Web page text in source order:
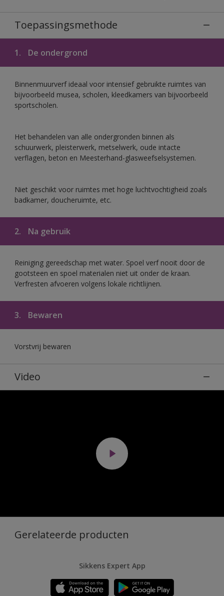
Toepassingsmethode
1. De ondergrond
Binnenmuurverf ideaal voor intensief gebruikte ruimtes van
bijvoorbeeld musea, scholen, kleedkamers van bijvoorbeeld
sportscholen.
Het behandelen van alle ondergronden binnen als
schuurwerk, pleisterwerk, metselwerk, oude intacte
verflagen, beton en Meesterhand-glasweefselsystemen.
Niet geschikt voor ruimtes met hoge luchtvochtigheid zoals
badkamer, doucheruimte, etc.
2. Na gebruik
Reiniging gereedschap met water. Spoel verf nooit door de
gootsteen en spoel materialen niet uit onder de kraan.
Verfresten afvoeren volgens lokale richtlijnen.
3. Bewaren
Vorstvrij bewaren
Video
Gerelateerde producten
Sikkens Expert App